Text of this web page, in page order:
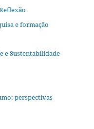
e formação
e Sustentabilidade
perspectivas